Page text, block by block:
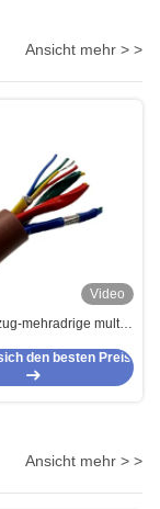
Ansicht mehr > >
Video
mehradrige multi
den besten Preis
Ansicht mehr > >